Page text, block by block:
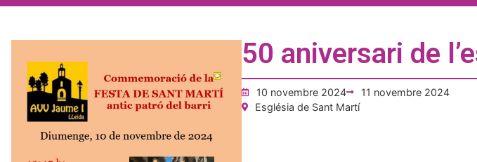
50 aniversari de
10 novembre 2024
11 novembre 2024
Església de Sant Martí